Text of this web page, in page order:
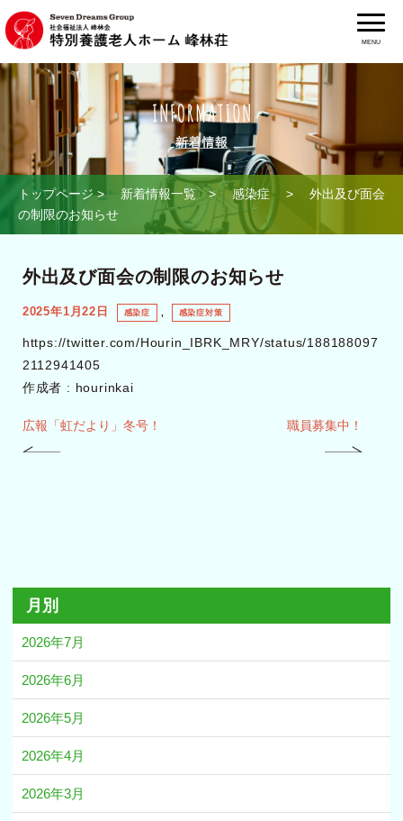
MENU
トップページ> 新着情報一覧 >感染症 > 外出及び面会
の制限のお知らせ
外出及び面会の制限のお知らせ
2025年1月22日 感染症 感染症対策
https://twitter.com/Hourin_IBRK_MRY/status/188188097
2112941405
作成者 : hourinkai
広報「虹だより」冬号！ 職員募集中！
月別
2026年7月
2026年6月
2026年5月
2026年4月
2026年3月